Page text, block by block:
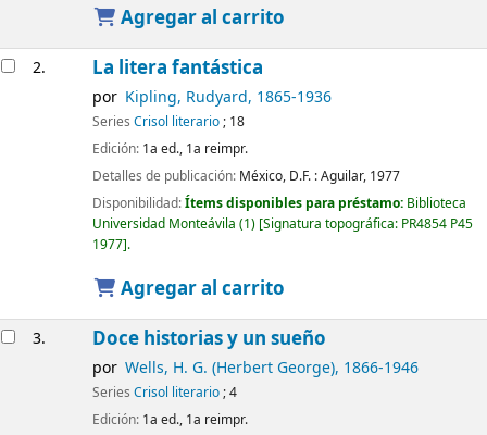
Agregar al carrito
2. La litera fantástica
por Kipling, Rudyard, 1865-1936
Series Crisol literario; 18
Edición: 1a ed., 1a reimpr.
Detalles de publicación: México, D.F. :Aguilar, 1977
Disponibilidad:Ítems disponibles para préstamo: Biblioteca
Universidad Monteávila (1) Signatura topográfica: PR4854 P45
1977 .
Agregar al carrito
3. Doce historias y un sueño
por Wells, H. G. (Herbert George), 1866-1946
Series Crisol literario; 4
Edición: 1a ed., 1a reimpr.